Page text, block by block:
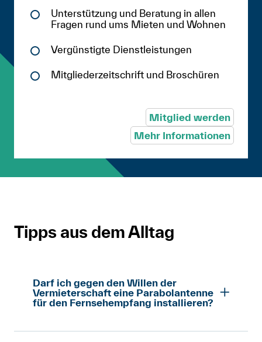
Unterstützung und Beratung in allen
Fragen rund ums Mieten und Wohnen
Vergünstigte Dienstleistungen
Mitgliederzeitschrift und Broschüren
Mitglied werden
Mehr Informationen
Tipps aus dem Alltag
Darf ich gegen den Willen der
Vermieterschaft eine Parabolantenne
für den Fernsehempfang installieren?
Die in Artikel 10 der Europäischen